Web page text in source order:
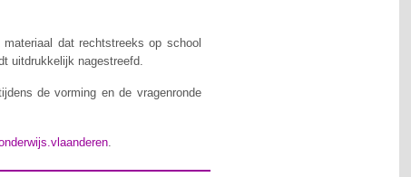
dat rechtstreeks op school
uitdrukkelijk nagestreefd.
de vorming en de vragenronde
.